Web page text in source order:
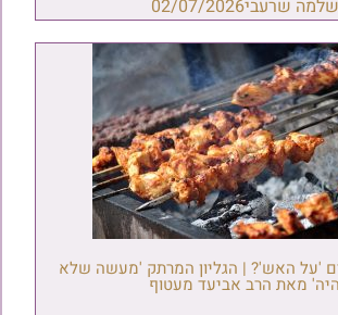
שלמה שרעבי02/07/2026
'על האש'? | הגליון המרתק 'מעשה שלא
היה' מאת הרב אביעד מעטוף